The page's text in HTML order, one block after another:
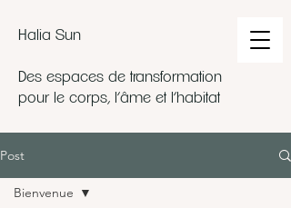
Halia Sun
Des espaces de transformation
pour le corps, l’âme et l’habitat
Post
Bienvenue